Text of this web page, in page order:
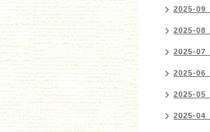
2025-09
2025-08
2025-07
2025-06
2025-05
2025-04